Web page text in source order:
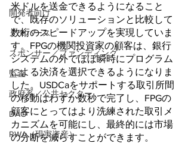
開発者向け
メタバース
スポンサー／ファンディング
監査
政府系／公共セクター
DAO
RWA（現実資産）
米ドルを送金できるようになること
で、既存のソリューションと比較して
数桁のスピードアップを実現していま
す。FPGの機関投資家の顧客は、銀行
システムの外でほぼ瞬時にプログラム
による決済を選択できるようになりま
した。USDCaをサポートする取引所間
の移動はわずか数秒で完了し、FPGの
顧客にとってはより洗練された取引メ
カニズムを可能にし、最終的には市場
の分断を減らすことができます。